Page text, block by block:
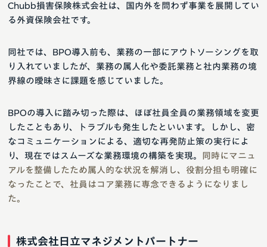
Chubb損害保険株式会社は、国内外を問わず事業を展開してい
る外資保険会社です。
同社では、BPO導入前も、業務の一部にアウトソーシングを取
り入れていましたが、業務の属人化や委託業務と社内業務の境
界線の曖昧さに課題を感じていました。
BPOの導入に踏み切った際は、ほぼ社員全員の業務領域を変更
したこともあり、トラブルも発生したといいます。しかし、密
なコミュニケーションによる、適切な再発防止策の実行によ
り、現在ではスムーズな業務環境の構築を実現。
同時にマニュ
アルを整備したため属人的な状況を解消し、役割分担も明確に
なったことで、社員はコア業務に専念できるようになりまし
た。
株式会社日立マネジメントパートナー